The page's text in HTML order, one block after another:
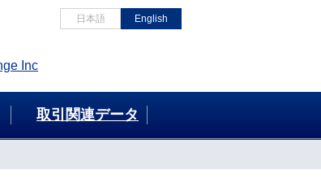
日本語 English
取引関連データ